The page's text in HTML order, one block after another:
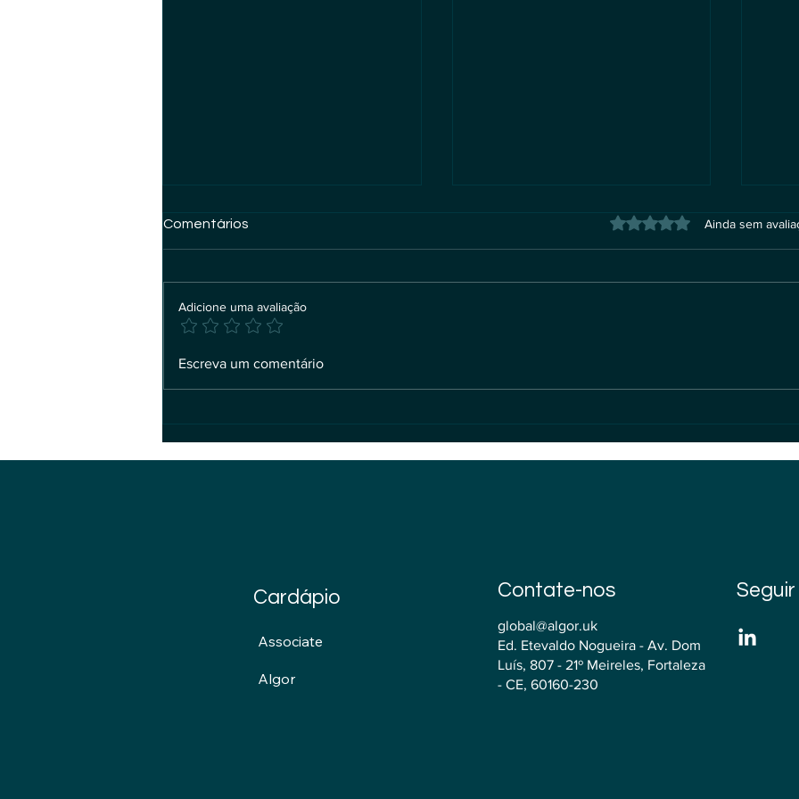
Transparência de conteúdo
ação que eu adotaria para
Comentários Avaliado com 0 de 5
Ainda sem
Adicione uma avaliação
Escreva um comentário
Cardápio
Associate
Algor
Contate-nos
global@algor.uk
Ed. Etevaldo Nogueira - Av. Dom
Luís, 807 - 21º Meireles, Fortaleza
- CE, 60160-230
Seguir